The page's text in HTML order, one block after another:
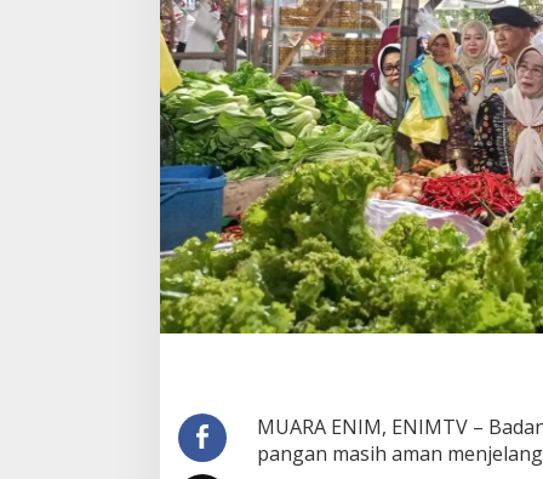
n
A
m
a
n
,
B
a
p
a
n
a
s
I
m
b
a
y
MUARA ENIM, ENIMTV –
pangan masih aman